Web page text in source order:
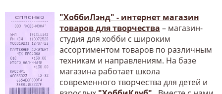
"ХоббиЛэнд" - интернет магазин
товаров для творчества – магазин-
студия для хобби с широким
ассортиментом товаров по различным
техникам и направлениям. На базе
магазина работает школа
современного творчества для детей и